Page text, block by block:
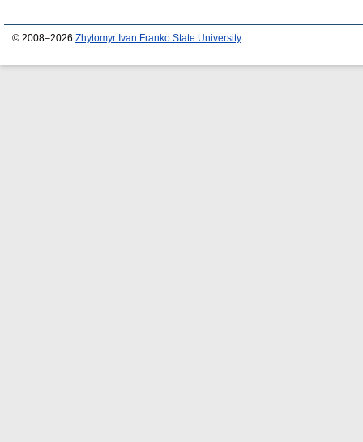
© 2008–2026 Zhytomyr Ivan Franko State University